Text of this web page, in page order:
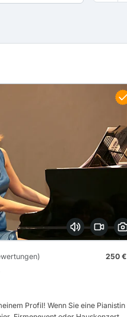
250 €
Profil! Wenn Sie eine Pianistin